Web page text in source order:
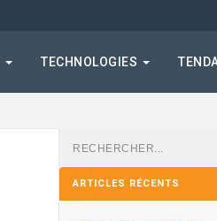
TECHNOLOGIES
Rechercher
ARTICLES RÉCENTS